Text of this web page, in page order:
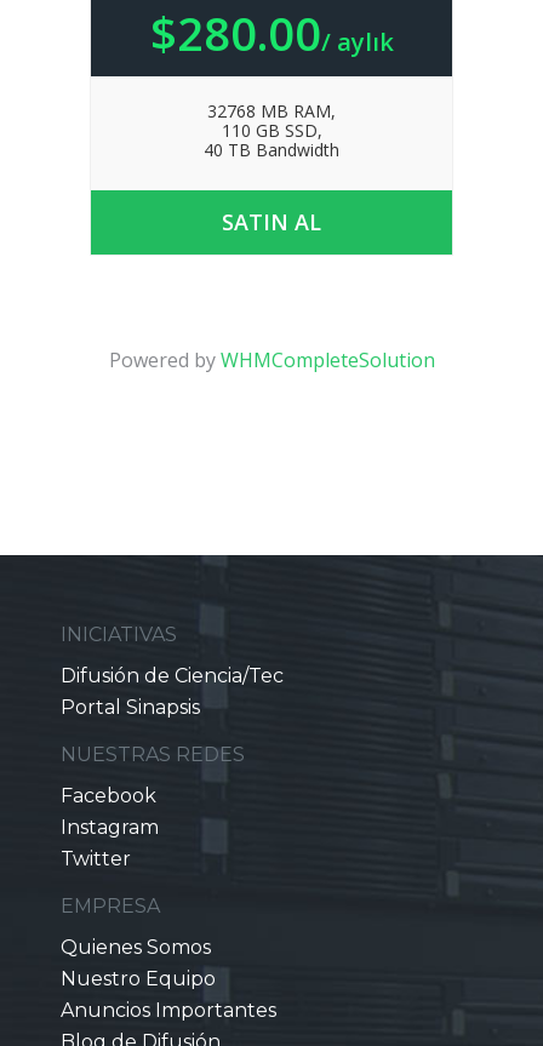
$280.00/ aylık
32768 MB RAM,
110 GB SSD,
40 TB Bandwidth
SATIN AL
Powered byWHMCompleteSolution
INICIATIVAS
Difusión de Ciencia/Tec
Portal Sinapsis
NUESTRAS REDES
Facebook
Instagram
Twitter
EMPRESA
Quienes Somos
Nuestro Equipo
Anuncios Importantes